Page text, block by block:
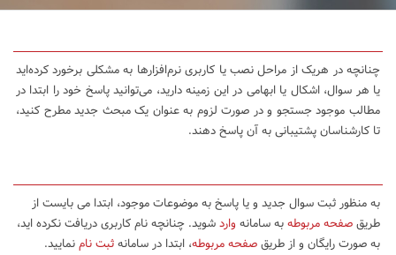
چنانچه در هریک از مراحل نصب یا کاربری نرم‌افزارها به مشکلی برخورد کرده‌اید
یا هر سوال، اشکال یا ابهامی در این زمینه دارید، می‌توانید پاسخ خود را ابتدا در
مطالب موجود جستجو و در صورت لزوم به عنوان یک مبحث جدید مطرح کنید،
تا کارشناسان پشتیبانی به آن پاسخ دهند.
به منظور ثبت سوال جدید و یا پاسخ به موضوعات موجود، ابتدا می بایست از
طریقصفحه مربوطهبه سامانه واردشوید. چنانچه نام کاربری دریافت نکرده اید،
به صورت رایگان و از طریقصفحه مربوطه، ابتدا در سامانهثبت نامنمایید.